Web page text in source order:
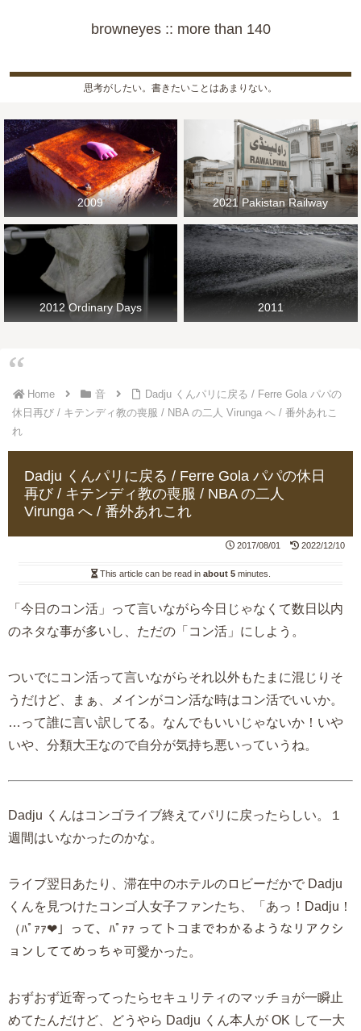
browneyes :: more than 140
思考がしたい。書きたいことはあまりない。
2009 2021 Pakistan Railway
2012 Ordinary Days 2011
Home 音
Dadju くんパリに戻る / Ferre Gola パパの
休日再び / キテンディ教の喪服 / NBA の二人 Virunga へ / 番外あれこ
れ
Dadju くんパリに戻る / Ferre Gola パパの休日
再び / キテンディ教の喪服 / NBA の二人
Virunga へ / 番外あれこれ
2017/08/01 2022/12/10
This article can be read in about 5minutes.
「今日のコン活」って言いながら今日じゃなくて数日以内
のネタな事が多いし、ただの「コン活」にしよう。
ついでにコン活って言いながらそれ以外もたまに混じりそ
うだけど、まぁ、メインがコン活な時はコン活でいいか。
…って誰に言い訳してる。なんでもいいじゃないか！いや
いや、分類大王なので自分が気持ち悪いっていうね。
Dadju くんはコンゴライブ終えてパリに戻ったらしい。１
週間はいなかったのかな。
ライブ翌日あたり、滞在中のホテルのロビーだかで Dadju
くんを見つけたコンゴ人女子ファンたち、「あっ！Dadju！
（ﾊﾟｧｧ❤」って、ﾊﾟｧｧ ってトコまでわかるようなリアクシ
ョンしててめっちゃ可愛かった。
おずおず近寄ってったらセキュリティのマッチョが一瞬止
めてたんだけど、どうやら Dadju くん本人が OK して一大